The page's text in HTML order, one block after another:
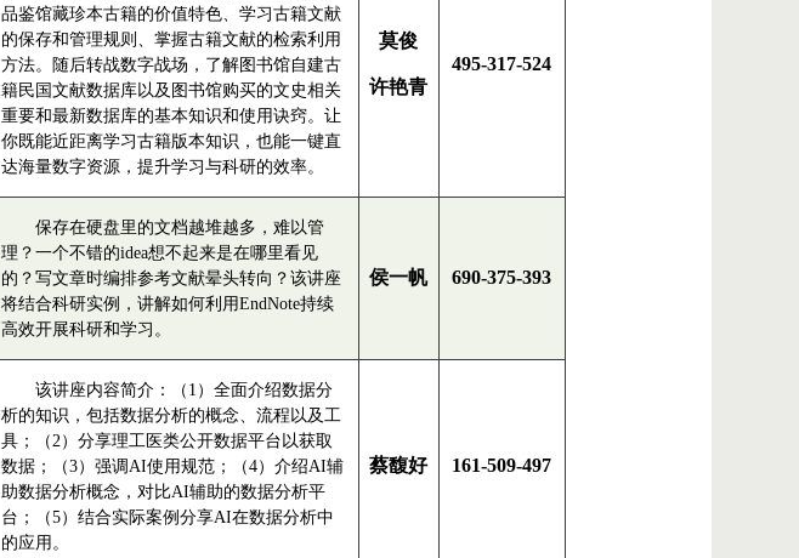
品鉴馆藏珍本古籍的价值特色、学习古籍文献
的保存和管理规则、掌握古籍文献的检索利用
方法。随后转战数字战场，了解图书馆自建古
籍民国文献数据库以及图书馆购买的文史相关
重要和最新数据库的基本知识和使用诀窍。让
你既能近距离学习古籍版本知识，也能一键直
达海量数字资源，提升学习与科研的效率。
莫俊
许艳青
495-317-524
保存在硬盘里的文档越堆越多，难以管
理？一个不错的idea想不起来是在哪里看见
的？写文章时编排参考文献晕头转向？该讲座
将结合科研实例，讲解如何利用EndNote持续
高效开展科研和学习。
侯一帆 690-375-393
该讲座内容简介：（ 1）全面介绍数据分
析的知识，包括数据分析的概念、流程以及工
具；（2）分享理工医类公开数据平台以获取
数据；（3）强调AI使用规范；（4）介绍AI辅
助数据分析概念，对比AI辅助的数据分析平
台；（5）结合实际案例分享AI在数据分析中
的应用。
蔡馥好 161-509-497